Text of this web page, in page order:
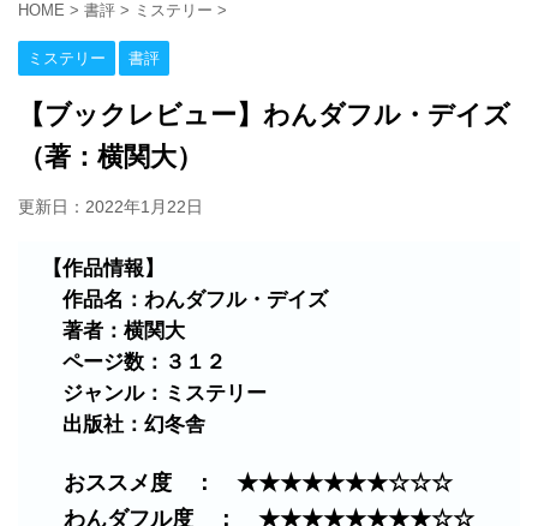
HOME > 書評 > ミステリー >
ミステリー 書評
【ブックレビュー】わんダフル・デイズ
（著：横関大）
更新日： 2022年1月22日
【作品情報】
作品名：わんダフル・デイズ
著者：横関大
ページ数：３１２
ジャンル：ミステリー
出版社：幻冬舎
おススメ度 ： ★★★★★★★☆☆☆
わんダフル度 ： ★★★★★★★★☆☆